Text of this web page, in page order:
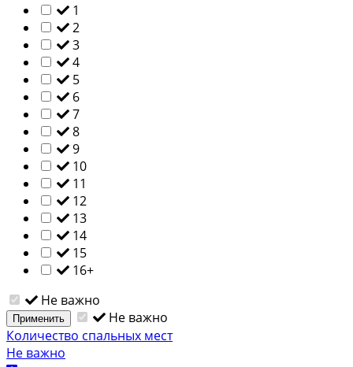
1
2
3
4
5
6
7
8
9
10
11
12
13
14
15
16+
Не важно
Применить
Не важно
Количество спальных мест
Не важно